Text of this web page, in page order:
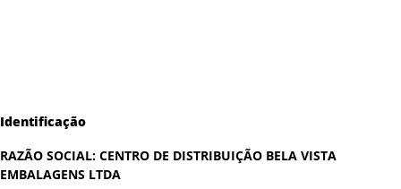
Identificação
RAZÃO SOCIAL: CENTRO DE DISTRIBUIÇÃO BELA VISTA
EMBALAGENS LTDA